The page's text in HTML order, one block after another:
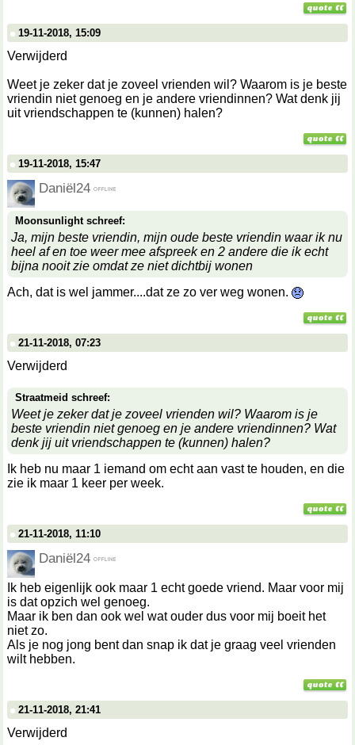
19-11-2018, 15:09
Verwijderd
Weet je zeker dat je zoveel vrienden wil? Waarom is je beste
vriendin niet genoeg en je andere vriendinnen? Wat denk jij
uit vriendschappen te (kunnen) halen?
19-11-2018, 15:47
Daniël24
Moonsunlight schreef:
Ja, mijn beste vriendin, mijn oude beste vriendin waar ik nu
heel af en toe weer mee afspreek en 2 andere die ik echt
bijna nooit zie omdat ze niet dichtbij wonen
Ach, dat is wel jammer....dat ze zo ver weg wonen.
21-11-2018, 07:23
Verwijderd
Straatmeid schreef:
Weet je zeker dat je zoveel vrienden wil? Waarom is je
beste vriendin niet genoeg en je andere vriendinnen? Wat
denk jij uit vriendschappen te (kunnen) halen?
Ik heb nu maar 1 iemand om echt aan vast te houden, en die
zie ik maar 1 keer per week.
21-11-2018, 11:10
Daniël24
Ik heb eigenlijk ook maar 1 echt goede vriend. Maar voor mij
is dat opzich wel genoeg.
Maar ik ben dan ook wel wat ouder dus voor mij boeit het
niet zo.
Als je nog jong bent dan snap ik dat je graag veel vrienden
wilt hebben.
21-11-2018, 21:41
Verwijderd